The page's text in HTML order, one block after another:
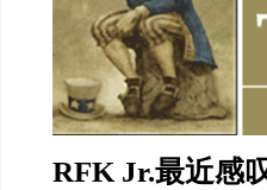
RFK Jr.最近感